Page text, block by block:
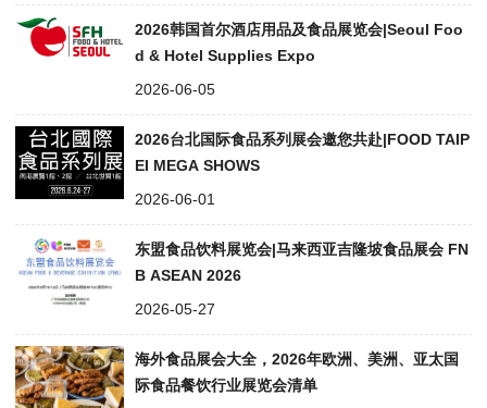
2026韩国首尔酒店用品及食品展览会|Seoul Foo
d & Hotel Supplies Expo
2026-06-05
2026台北国际食品系列展会邀您共赴|FOOD TAIP
EI MEGA SHOWS
2026-06-01
东盟食品饮料展览会|马来西亚吉隆坡食品展会 FN
B ASEAN 2026
2026-05-27
海外食品展会大全，2026年欧洲、美洲、亚太国
际食品餐饮行业展览会清单